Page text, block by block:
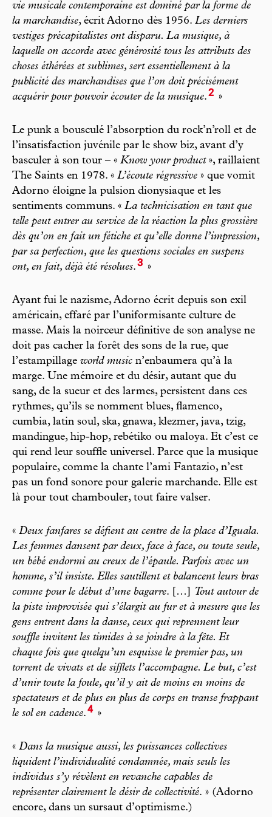
vie musicale contemporaine est dominé par la forme de
la marchandise, écrit Adorno dès 1956. Les derniers
vestiges précapitalistes ont disparu. La musique, à
laquelle on accorde avec générosité tous les attributs des
choses éthérées et sublimes, sert essentiellement à la
publicité des marchandises que l’on doit précisément
acquérir pour pouvoir écouter de la musique.2 »
Le punk a bousculé l’absorption du rock’n’roll et de
l’insatisfaction juvénile par le show biz, avant d’y
basculer à son tour – « Know your product», raillaient
The Saints en 1978. « L’écoute régressive » que vomit
Adorno éloigne la pulsion dionysiaque et les
sentiments communs. « La technicisation en tant que
telle peut entrer au service de la réaction la plus grossière
dès qu’on en fait un fétiche et qu’elle donne l’impression,
par sa perfection, que les questions sociales en suspens
ont, en fait, déjà été résolues.3 »
Ayant fui le nazisme, Adorno écrit depuis son exil
américain, effaré par l’uniformisante culture de
masse. Mais la noirceur définitive de son analyse ne
doit pas cacher la forêt des sons de la rue, que
l’estampillage world music n’enbaumera qu’à la
marge. Une mémoire et du désir, autant que du
sang, de la sueur et des larmes, persistent dans ces
rythmes, qu’ils se nomment blues, flamenco,
cumbia, latin soul, ska, gnawa, klezmer, java, tzig,
mandingue, hip-hop, rebétiko ou maloya. Et c’est ce
qui rend leur souffle universel. Parce que la musique
populaire, comme la chante l’ami Fantazio, n’est
pas un fond sonore pour galerie marchande. Elle est
là pour tout chambouler, tout faire valser.
« Deux fanfares se défient au centre de la place d’Iguala.
Les femmes dansent par deux, face à face, ou toute seule,
un bébé endormi au creux de l’épaule. Parfois avec un
homme, s’il insiste. Elles sautillent et balancent leurs bras
comme pour le début d’une bagarre. […]
Tout autour de
la piste improvisée qui s’élargit au fur et à mesure que les
gens entrent dans la danse, ceux qui reprennent leur
souffle invitent les timides à se joindre à la fête. Et
chaque fois que quelqu’un esquisse le premier pas, un
torrent de vivats et de sifflets l’accompagne. Le but, c’est
d’unir toute la foule, qu’il y ait de moins en moins de
spectateurs et de plus en plus de corps en transe frappant
le sol en cadence.4 »
« Dans la musique aussi, les puissances collectives
liquident l’individualité condamnée, mais seuls les
individus s’y révèlent en revanche capables de
représenter clairement le désir de collectivité. » (Adorno
encore, dans un sursaut d’optimisme.)